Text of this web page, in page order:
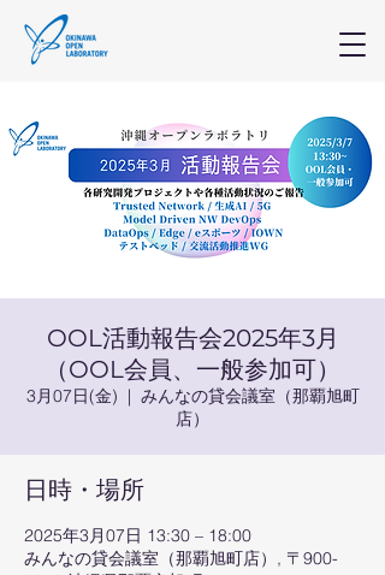
OOL活動報告会2025年3月
（OOL会員、一般参加可）
3月07日(金)
  |
みんなの貸会議室（那覇旭町
店）
日時・場所
2025年3月07日 13:30 – 18:00
みんなの貸会議室（那覇旭町店）, 〒900-